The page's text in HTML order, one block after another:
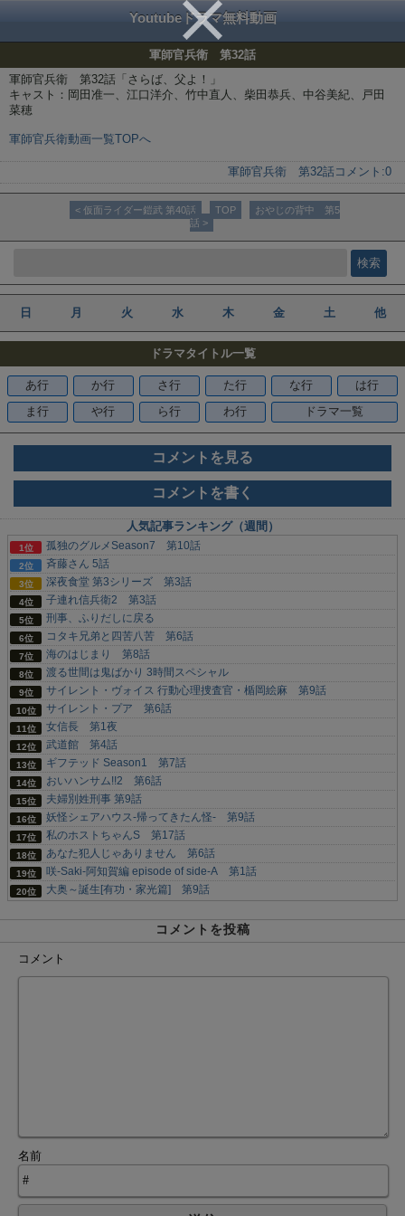
Youtubeドラマ無料動画
軍師官兵衛 第32話
軍師官兵衛 第32話「さらば、父よ！」
キャスト：岡田准一、江口洋介、竹中直人、柴田恭兵、中谷美紀、戸田
菜穂
軍師官兵衛動画一覧TOPへ
軍師官兵衛 第32話 コメント:0
< 仮面ライダー鎧武 第40話 TOP
おやじの背中 第5
話 >
日 月 火 水 木 金 土 他
ドラマタイトル一覧
あ行 か行 さ行 た行 な行
は行
ま行
や行 ら行 わ行 ドラマ一覧
コメントを見る
コメントを書く
人気記事ランキング（週間）
孤独のグルメSeason7 第10話
斉藤さん 5話
深夜食堂 第3シリーズ 第3話
子連れ信兵衛2 第3話
刑事、ふりだしに戻る
コタキ兄弟と四苦八苦 第6話
海のはじまり 第8話
渡る世間は鬼ばかり 3時間スペシャル
サイレント・ヴォイス 行動心理捜査官・楯岡絵麻 第9話
サイレント・プア 第6話
女信長 第1夜
武道館 第4話
ギフテッド Season1 第7話
おいハンサム!!2 第6話
夫婦別姓刑事 第9話
妖怪シェアハウス-帰ってきたん怪- 第9話
私のホストちゃんS 第17話
あなた犯人じゃありません 第6話
咲-Saki-阿知賀編 episode of side-A 第1話
大奥～誕生[有功・家光篇] 第9話
コメントを投稿
コメント
名前